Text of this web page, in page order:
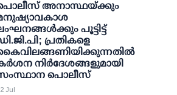
അനാസ്ഥയ്ക്കും
പൂട്ടിട്ട്
പ്രതികളെ
നിര്‍ദേശങ്ങളുമായി
പൊലീസ്
Jul